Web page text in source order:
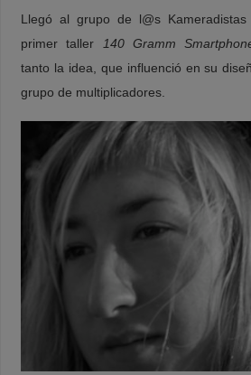
Llegó al grupo de l@s
primer taller
140 Gramm
tanto la idea, que influenció en su
grupo de multiplicadores.